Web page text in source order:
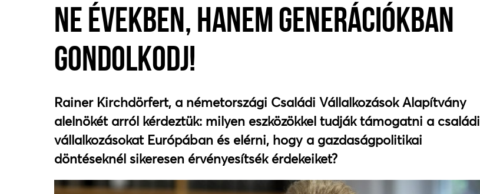
NE ÉVEKBEN, HANEM GENERÁCIÓKBAN
GONDOLKODJ!
Rainer Kirchdörfert, a németországi Családi Vállalkozások Alapítvány
alelnökét arról kérdeztük: milyen eszközökkel tudják támogatni a családi
vállalkozásokat Európában és elérni, hogy a gazdaságpolitikai
döntéseknél sikeresen érvényesítsék érdekeiket?